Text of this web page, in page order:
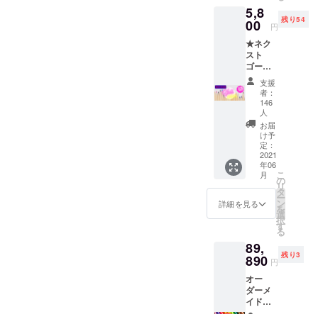
能性が
御座い
ショ
ン 5枚
（4cm×
10cm）
※ウチハ
ク専用
BOX収
録カ
ラー
（予
定）
チェ
リーピ
ンク
ロイヤ
プル
ホログ
ド ホ
ログラ
ムシル
バー
黒色
白色 ※
5,8
00 円
残り54
★ネク
スト
ゴール
用とし
て追加
生産を
行いま
す★
（内容
は追加
生産
分、初
回分の
12色フ
ルセッ
【12
色 フ
ルセッ
ト】 ■
セット
内容 ウ
支援
者：
146
人
お届
け予
定：
2021
年06
月
詳細を見る
こ
の
リ
タ
ー
ン
を
選
択
す
る
89,
890 円
残り3
オー
ダーメ
イドで